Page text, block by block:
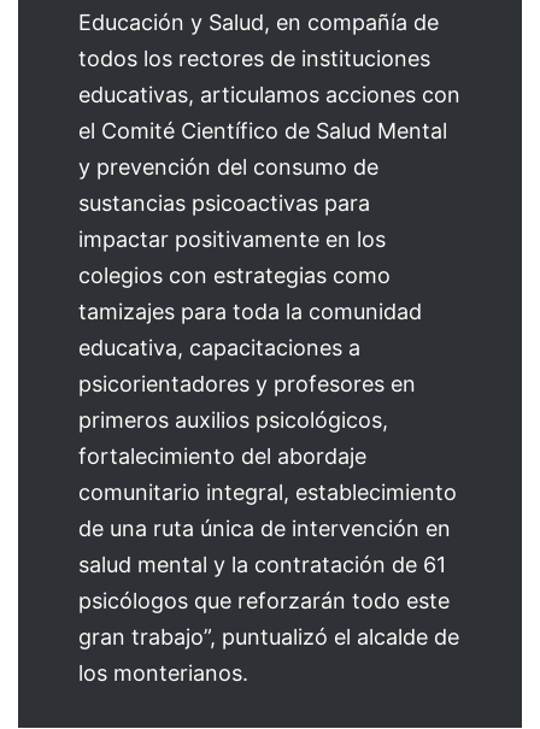
Educación y Salud, en compañía de
todos los rectores de instituciones
educativas, articulamos acciones con
el Comité Científico de Salud Mental
y prevención del consumo de
sustancias psicoactivas para
impactar positivamente en los
colegios con estrategias como
tamizajes para toda la comunidad
educativa, capacitaciones a
psicorientadores y profesores en
primeros auxilios psicológicos,
fortalecimiento del abordaje
comunitario integral, establecimiento
de una ruta única de intervención en
salud mental y la contratación de 61
psicólogos que reforzarán todo este
gran trabajo”, puntualizó el alcalde de
los monterianos.